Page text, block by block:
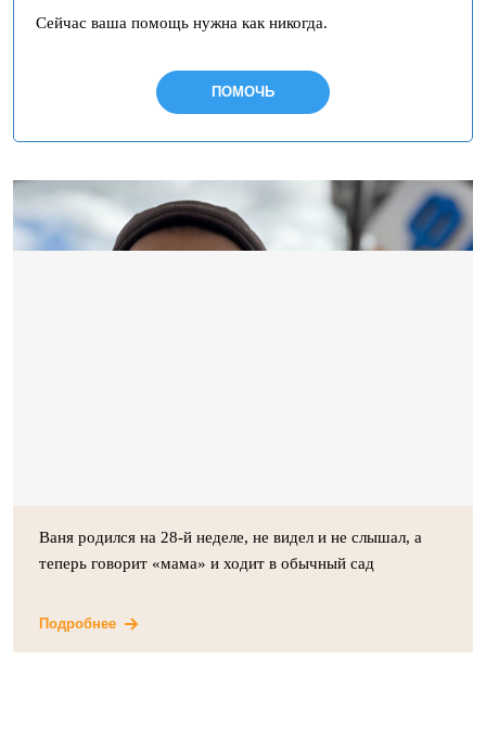
Сейчас ваша помощь нужна как никогда.
ПОМОЧЬ
Ваня родился на 28-й неделе, не видел и не слышал, а
теперь говорит «мама» и ходит в обычный сад
Подробнее